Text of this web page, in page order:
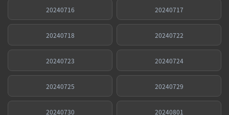
20240716 20240717
20240718 20240722
20240723 20240724
20240725 20240729
20240730 20240801